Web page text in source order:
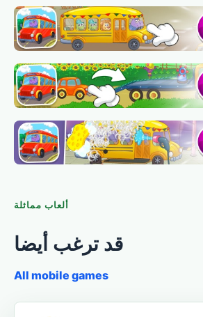
ألعاب مماثلة
قد ترغب أيضا
All mobile games